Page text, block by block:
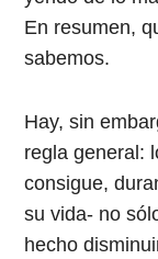
En resumen,
sabemos.
Hay, sin
regla general:
consigue,
su vida- no
hecho